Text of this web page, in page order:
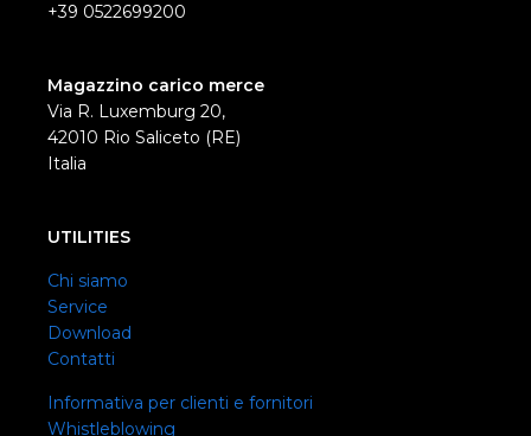
+39 0522699200
Magazzino carico merce
Via R. Luxemburg 20,
42010 Rio Saliceto (RE)
Italia
UTILITIES
Chi siamo
Service
Download
Contatti
Informativa per clienti e fornitori
Whistleblowing